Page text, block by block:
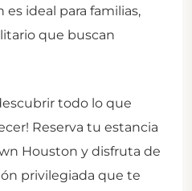
ideal para familias,
que buscan
todo lo que
Reserva tu estancia
Houston y disfruta de
privilegiada que te